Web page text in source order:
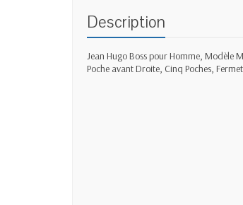
Description
Jean Hugo Boss pour Homme, Modèle
Poche avant Droite, Cinq Poches,